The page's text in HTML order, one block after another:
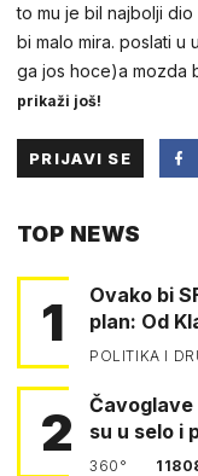
to mu je bil najbolji
bi malo mira. poslati u
ga jos hoce)a mozda
prikaži još!
PRIJAVI SE
TOP NEWS
1
Ovako bi
plan: Od
POLITIKA I
2
Čavoglave
su u selo i
360°